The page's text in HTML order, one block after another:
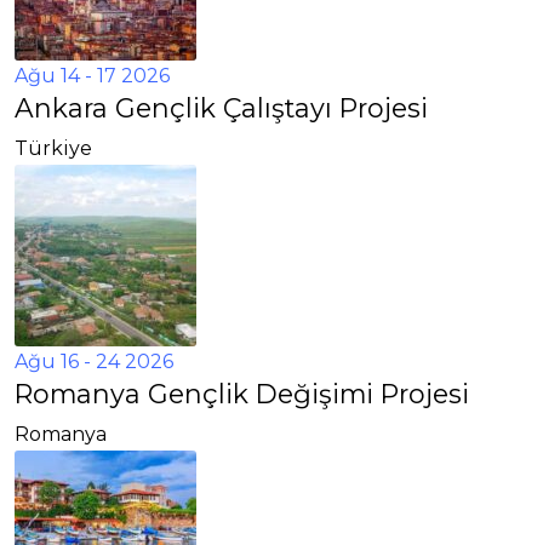
Ağu 14 - 17 2026
Ankara Gençlik Çalıştayı Projesi
Türkiye
Ağu 16 - 24 2026
Romanya Gençlik Değişimi Projesi
Romanya